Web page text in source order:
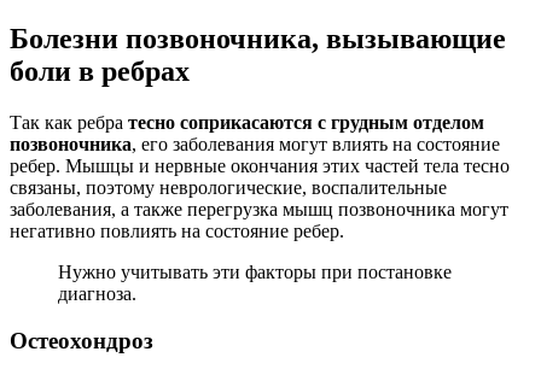
Болезни позвоночника, вызывающие
боли в ребрах
Так как ребра тесно соприкасаются с грудным отделом
позвоночника, его заболевания могут влиять на состояние
ребер. Мышцы и нервные окончания этих частей тела тесно
связаны, поэтому неврологические, воспалительные
заболевания, а также перегрузка мышц позвоночника могут
негативно повлиять на состояние ребер.
Нужно учитывать эти факторы при постановке
диагноза.
Остеохондроз